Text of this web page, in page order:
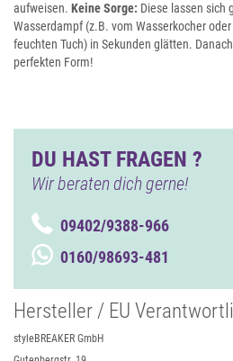
aufweisen. Keine Sorge: Diese lassen sich
Wasserdampf (z.B. vom Wasserkocher
feuchten Tuch) in Sekunden glätten.
perfekten Form!
DU HAST FRAGEN ?
Wir beraten dich gerne!
09402/9388-966
0160/98693-481
Hersteller / EU
styleBREAKER GmbH